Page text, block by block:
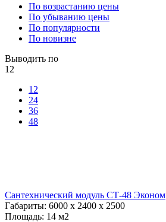
По возрастанию цены
По убыванию цены
По популярности
По новизне
Выводить по
12
12
24
36
48
Сантехнический модуль СТ-48 Эконом
Габариты: 6000 х 2400 х 2500
Площадь: 14 м2